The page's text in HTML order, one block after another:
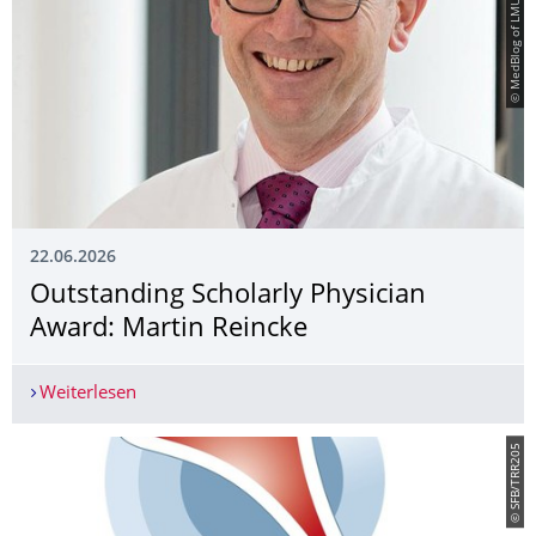
22.06.2026
Outstanding Scholarly Physician
Award: Martin Reincke
Weiterlesen
© SFB/TRR205